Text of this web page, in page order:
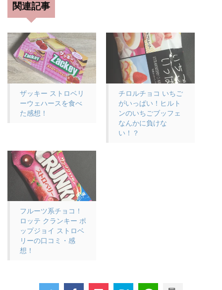
関連記事
ザッキー ストロベリ
ーウェハースを食べ
た感想！
チロルチョコ いちご
がいっぱい！ヒルト
ンのいちごブッフェ
なんかに負けな
い！？
フルーツ系チョコ！
ロッテ クランキー ポ
ップジョイ ストロベ
リーの口コミ・感
想！